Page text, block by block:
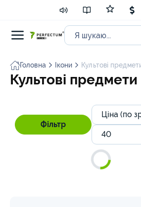
Головна Ікони Культові
Культові предмети
Фільтр
Ціна (по
40